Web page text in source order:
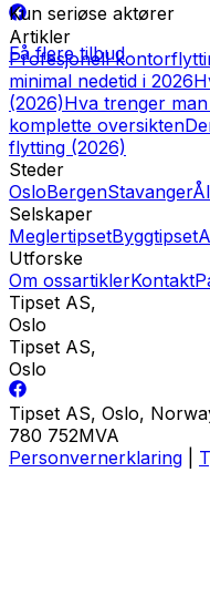
Kun seriøse aktører
Få flere tilbud
Artikler
Profesjonell
minimal nedetid i 2026
(2026)Hva trenger
komplette oversikten
flytting (2026)
Steder
OsloBergenStavanger
Selskaper
MeglertipsetByggtipset
Utforske
Om ossartiklerKontakt
Tipset AS,
Oslo
Tipset AS,
Oslo
Tipset AS, Oslo,
780 752MVA
Personvernerklaring